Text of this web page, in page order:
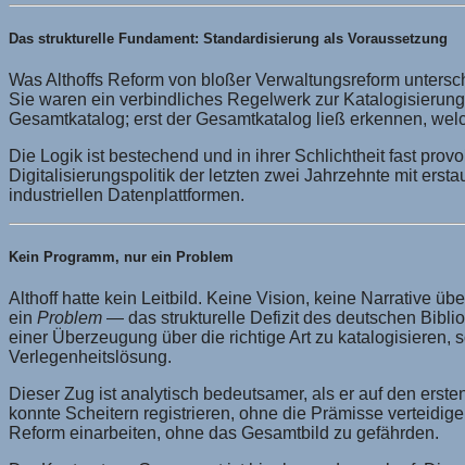
Das strukturelle Fundament: Standardisierung als Voraussetzung
Was Althoffs Reform von bloßer Verwaltungsreform
Sie waren ein verbindliches Regelwerk zur
Gesamtkatalog; erst der Gesamtkatalog ließ erkennen,
Die Logik ist bestechend und in ihrer Schlichtheit fast
Digitalisierungspolitik der letzten zwei Jahrzehnte mit
industriellen Datenplattformen.
Kein Programm, nur ein Problem
Althoff hatte kein Leitbild. Keine Vision, keine Narrative
ein Problem — das strukturelle Defizit des deutschen
einer Überzeugung über die richtige Art zu
Verlegenheitslösung.
Dieser Zug ist analytisch bedeutsamer, als er auf den
konnte Scheitern registrieren, ohne die Prämisse
Reform einarbeiten, ohne das Gesamtbild zu gefährden.